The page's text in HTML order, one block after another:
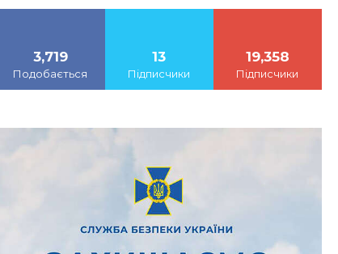
3,719
Подобається
13
Підписчики
19,358
Підписчики